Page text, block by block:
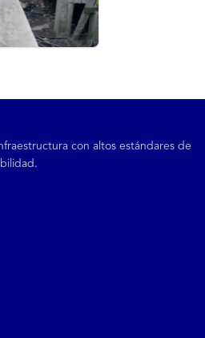
con altos estándares de